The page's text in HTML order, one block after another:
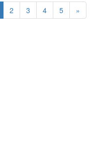
2 3 4 5 »